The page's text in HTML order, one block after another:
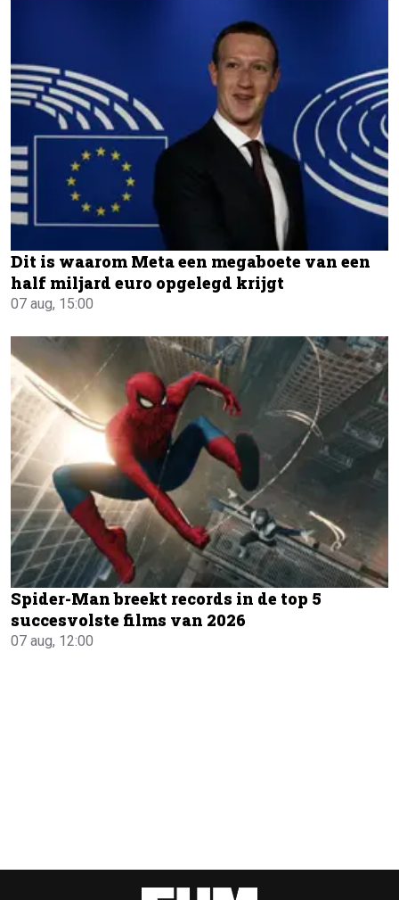
Dit is waarom Meta een megaboete van een
half miljard euro opgelegd krijgt
07 aug, 15:00
Spider-Man breekt records in de top 5
succesvolste films van 2026
07 aug, 12:00